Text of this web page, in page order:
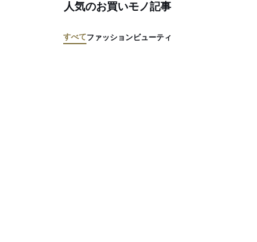
人気のお買いモノ記事
すべてファッションビューティ